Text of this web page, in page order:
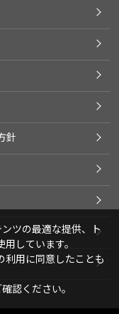
針
ツの最適な提供、ト
しています。
用に同意したことも
認ください。